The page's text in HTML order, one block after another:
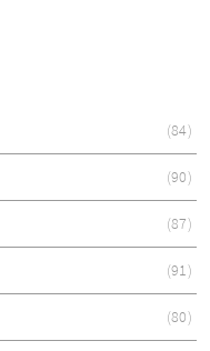
84
90
87
91
80